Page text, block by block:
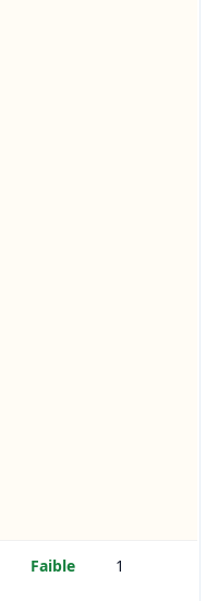
Faible 1